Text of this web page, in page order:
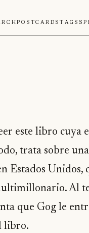
PostcardsTags
este libro cuya
trata sobre
Estados Unidos,
Al
que Gog le
libro.